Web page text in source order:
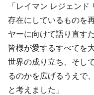
「レイマン レジェン
存在にしているものを
ヤーに向けて語り直す
皆様が愛するすべてを
世界の成り立ち、そし
るのかを広げるうえで
と考えました」